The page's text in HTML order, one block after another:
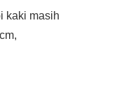
kaki masih